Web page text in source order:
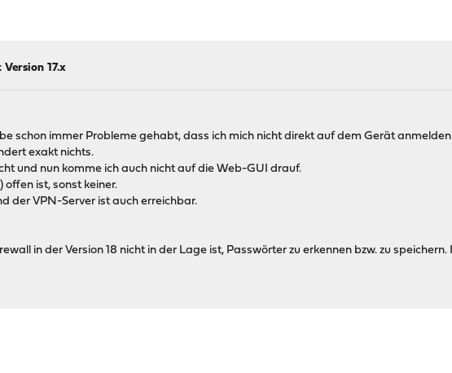
17.x
schon immer Probleme gehabt, dass ich mich nicht direkt auf dem Gerät
exakt nichts.
und nun komme ich auch nicht auf die Web-GUI drauf.
ist, sonst keiner.
der VPN-Server ist auch erreichbar.
in der Version 18 nicht in der Lage ist, Passwörter zu erkennen bzw. zu